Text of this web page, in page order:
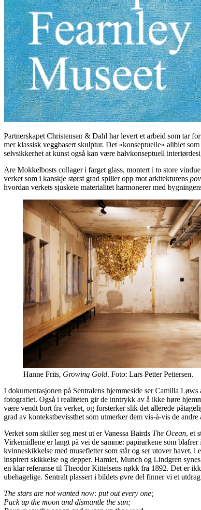
Partnerskapet Christensen & Dahl har levert et arbeid som tar
mer klassisk veggbasert skulptur. Det «konseptuelle» alibiet
selvsikkerhet at kunst også kan være halvkonseptuell
Are Mokkelbosts collager i farget glass, montert i to store
verket som i kanskje størst grad spiller opp mot arkitekturens
hvordan verkets sjuskete materialitet harmonerer med
Hanne Friis, Growing Gold. Foto: Lars Petter Pettersen.
I dokumentasjonen på Sentralens hjemmeside ser Camilla
fotografiet. Også i realiteten gir de inntrykk av å ikke høre
være vendt bort fra verket, og forsterker slik det allerede
grad av kontekstbevissthet som utmerker dem vis-à-vis de andre
Verket som skiller seg mest ut er Vanessa Bairds The Ocean, et
Virkemidlene er langt på vei de samme: papirarkene som
kvinneskikkelse med musefletter som står og ser utover havet,
inspirert skikkelse og depper. Hamlet, Munch og Lindgren
en klar referanse til Theodor Kittelsens nøkk fra 1892. Det er
ubehagelige. Sentralt plassert i bildets øvre del finner vi et
The stars are not wanted now: put out every one;
Pack up the moon and dismantle the sun;